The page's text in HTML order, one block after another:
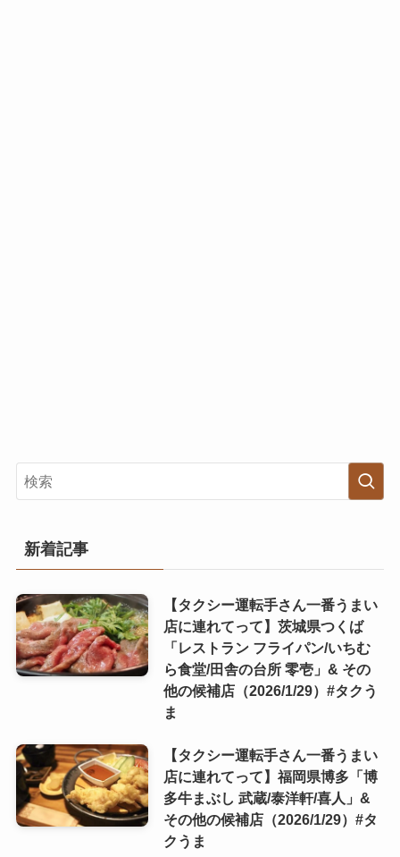
新着記事
【タクシー運転手さん一番うまい
店に連れてって】茨城県つくば
「レストラン フライパン/いちむ
ら食堂/田舎の台所 零壱」& その
他の候補店（2026/1/29）#タクう
ま
【タクシー運転手さん一番うまい
店に連れてって】福岡県博多「博
多牛まぶし 武蔵/泰洋軒/喜人」&
その他の候補店（2026/1/29）#タ
クうま